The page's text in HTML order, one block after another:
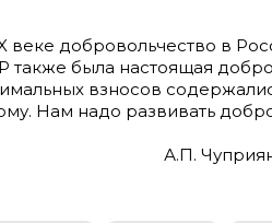
веке добровольчество в
также была настоящая
взносов
Нам надо развивать
А.П.